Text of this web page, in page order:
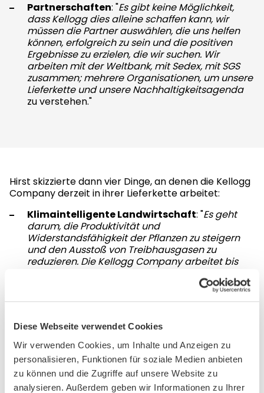
Diese Webseite verwendet Cookies
Wir verwenden Cookies, um Inhalte und Anzeigen zu
personalisieren, Funktionen für soziale Medien anbieten
zu können und die Zugriffe auf unsere Website zu
analysieren. Außerdem geben wir Informationen zu Ihrer
Partnerschaften: "Es gibt keine Möglichkeit,
dass Kellogg dies alleine schaffen kann, wir
müssen die Partner auswählen, die uns helfen
können, erfolgreich zu sein und die positiven
Ergebnisse zu erzielen, die wir suchen. Wir
arbeiten mit der Weltbank, mit Sedex, mit SGS
zusammen; mehrere Organisationen, um unsere
Lieferkette und unsere Nachhaltigkeitsagenda
zu verstehen."
Hirst skizzierte dann vier Dinge, an denen die Kellogg
Company derzeit in ihrer Lieferkette arbeitet:
Klimaintelligente Landwirtschaft: "Es geht
darum, die Produktivität und
Widerstandsfähigkeit der Pflanzen zu steigern
und den Ausstoß von Treibhausgasen zu
reduzieren. Die Kellogg Company arbeitet bis
Klima- und Ressourcenschutz: "Zwei Bereiche,
Wasserverfügbarkeit und die Bodengesundheit,
wachsen und wir nicht produktiv sein."
Menschenrechte:" Ein großes Problem für uns.
Wir haben unseren globalen Ethikkodex, dessen